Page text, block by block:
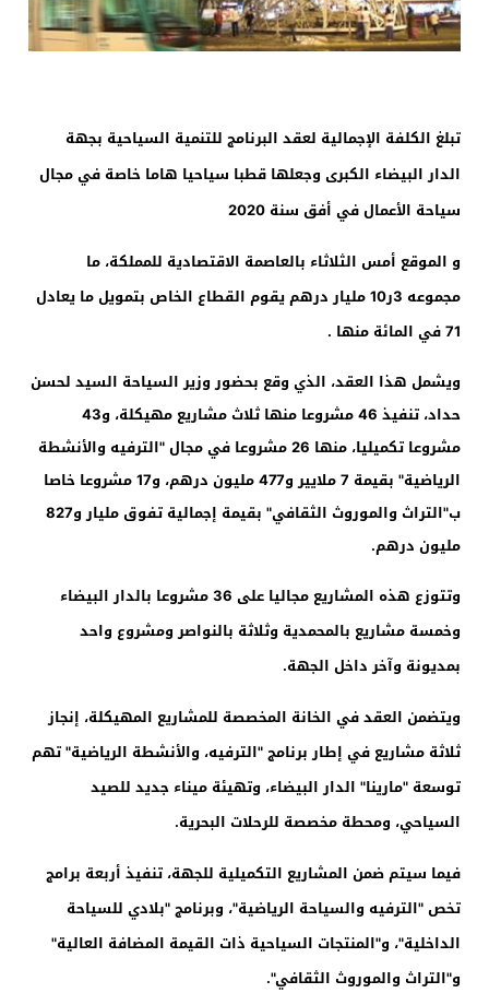
تبلغ الكلفة الإجمالية لعقد البرنامج للتنمية السياحية بجهة
الدار البيضاء الكبرى وجعلها قطبا سياحيا هاما خاصة في مجال
سياحة الأعمال في أفق سنة 2020
و الموقع أمس الثلاثاء بالعاصمة الاقتصادية للمملكة، ما
مجموعه 3ر10 مليار درهم يقوم القطاع الخاص بتمويل ما يعادل
71 في المائة منها .
ويشمل هذا العقد، الذي وقع بحضور وزير السياحة السيد لحسن
حداد، تنفيذ 46 مشروعا منها ثلاث مشاريع مهيكلة، و43
مشروعا تكميليا، منها 26 مشروعا في مجال "الترفيه والأنشطة
الرياضية" بقيمة 7 ملايير و477 مليون درهم، و17 مشروعا خاصا
ب"التراث والموروث الثقافي" بقيمة إجمالية تفوق مليار و827
مليون درهم.
وتتوزع هذه المشاريع مجاليا على 36 مشروعا بالدار البيضاء
وخمسة مشاريع بالمحمدية وثلاثة بالنواصر ومشروع واحد
بمديونة وآخر داخل الجهة.
ويتضمن العقد في الخانة المخصصة للمشاريع المهيكلة، إنجاز
ثلاثة مشاريع في إطار برنامج "الترفيه، والأنشطة الرياضية" تهم
توسعة "مارينا" الدار البيضاء، وتهيئة ميناء جديد للصيد
السياحي، ومحطة مخصصة للرحلات البحرية.
فيما سيتم ضمن المشاريع التكميلية للجهة، تنفيذ أربعة برامج
تخص "الترفيه والسياحة الرياضية"، وبرنامج "بلادي للسياحة
الداخلية"، و"المنتجات السياحية ذات القيمة المضافة العالية"
و"التراث والموروث الثقافي".